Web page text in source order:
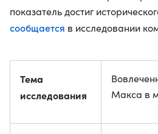
показатель достиг
сообщается в исследовании
Тема
исследования
Макса в